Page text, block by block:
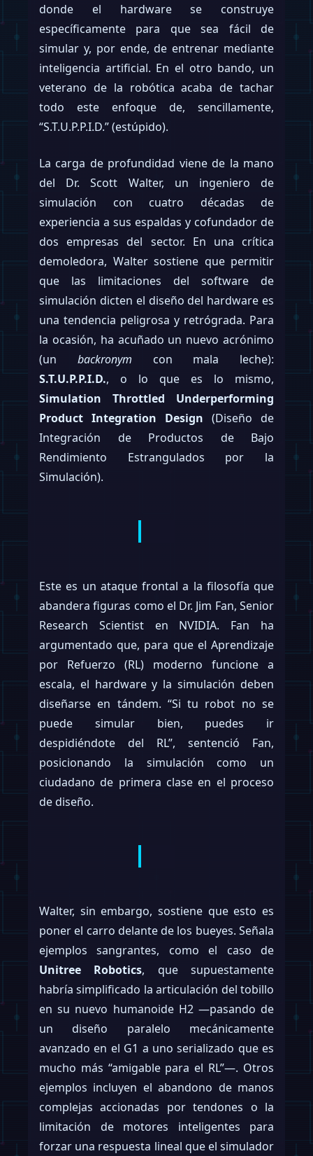
donde el hardware se construye
específicamente para que sea fácil de
simular y, por ende, de entrenar mediante
inteligencia artificial. En el otro bando, un
veterano de la robótica acaba de tachar
todo este enfoque de, sencillamente,
“S.T.U.P.P.I.D.” (estúpido).
La carga de profundidad viene de la mano
del Dr. Scott Walter, un ingeniero de
simulación con cuatro décadas de
experiencia a sus espaldas y cofundador de
dos empresas del sector. En una crítica
demoledora, Walter sostiene que permitir
que las limitaciones del software de
simulación dicten el diseño del hardware es
una tendencia peligrosa y retrógrada. Para
la ocasión, ha acuñado un nuevo acrónimo
(un backronym con mala leche):
S.T.U.P.P.I.D., o lo que es lo mismo,
Simulation Throttled Underperforming
Product Integration Design (Diseño de
Integración de Productos de Bajo
Rendimiento Estrangulados por la
Simulación).
Este es un ataque frontal a la filosofía que
abandera figuras como el Dr. Jim Fan, Senior
Research Scientist en NVIDIA. Fan ha
argumentado que, para que el Aprendizaje
por Refuerzo (RL) moderno funcione a
escala, el hardware y la simulación deben
diseñarse en tándem. “Si tu robot no se
puede simular bien, puedes ir
despidiéndote del RL”, sentenció Fan,
posicionando la simulación como un
ciudadano de primera clase en el proceso
de diseño.
Walter, sin embargo, sostiene que esto es
poner el carro delante de los bueyes. Señala
ejemplos sangrantes, como el caso de
Unitree Robotics, que supuestamente
habría simplificado la articulación del tobillo
en su nuevo humanoide H2 —pasando de
un diseño paralelo mecánicamente
avanzado en el G1 a uno serializado que es
mucho más “amigable para el RL”—. Otros
ejemplos incluyen el abandono de manos
complejas accionadas por tendones o la
limitación de motores inteligentes para
forzar una respuesta lineal que el simulador